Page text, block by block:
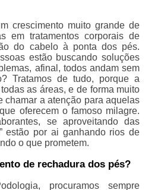
crescimento muito grande de
em tratamentos corporais de
do cabelo à ponta dos pés.
estão buscando soluções
afinal, todos andam sem
Tratamos de tudo, porque a
as áreas, e de forma muito
chamar a atenção para aquelas
oferecem o famoso milagre.
se aproveitando das
estão por ai ganhando rios de
o que prometem.
de rechadura dos pés?
procuramos sempre